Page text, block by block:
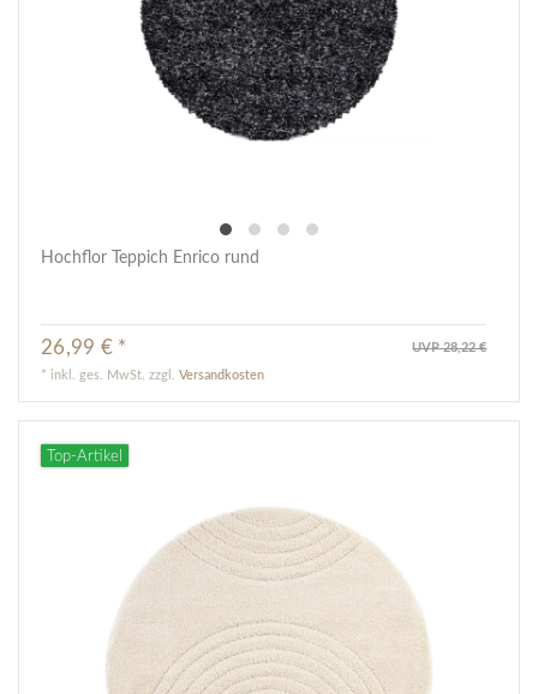
Hochflor Teppich Enrico rund
UVP 28,22 €
26,99 € *
* inkl. ges. MwSt. zzgl.Versandkosten
Top-Artikel